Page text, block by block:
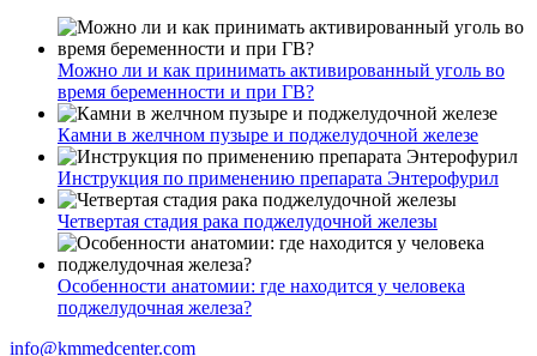
Можно ли и как принимать активированный уголь во
время беременности и при ГВ?
Камни в желчном пузыре и поджелудочной железе
Инструкция по применению препарата Энтерофурил
Четвертая стадия рака поджелудочной железы
Особенности анатомии: где находится у человека
поджелудочная железа?
info@kmmedcenter.com